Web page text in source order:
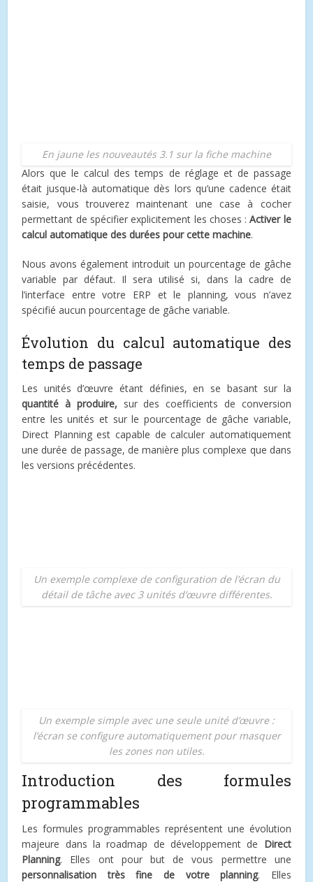
En jaune les nouveautés 3.1 sur la fiche machine
Alors que le calcul des temps de réglage et de passage
était jusque-là automatique dès lors qu’une cadence était
saisie, vous trouverez maintenant une case à cocher
permettant de spécifier explicitement les choses :Activer le
calcul automatique des durées pour cette machine.
Nous avons également introduit un pourcentage de gâche
variable par défaut. Il sera utilisé si, dans la cadre de
l’interface entre votre ERP et le planning, vous n’avez
spécifié aucun pourcentage de gâche variable.
Évolution du calcul automatique des
temps de passage
Les unités d’œuvre étant définies, en se basant sur la
quantité à produire, sur des coefficients de conversion
entre les unités et sur le pourcentage de gâche variable,
Direct Planning est capable de calculer automatiquement
une durée de passage, de manière plus complexe que dans
les versions précédentes.
Un exemple complexe de configuration de l’écran du
détail de tâche avec 3 unités d’œuvre différentes.
Un exemple simple avec une seule unité d’œuvre :
l’écran se configure automatiquement pour masquer
les zones non utiles.
Introduction des formules
programmables
Les formules programmables représentent une évolution
majeure dans la roadmap de développement de Direct
Planning. Elles ont pour but de vous permettre une
personnalisation très fine de votre planning. Elles